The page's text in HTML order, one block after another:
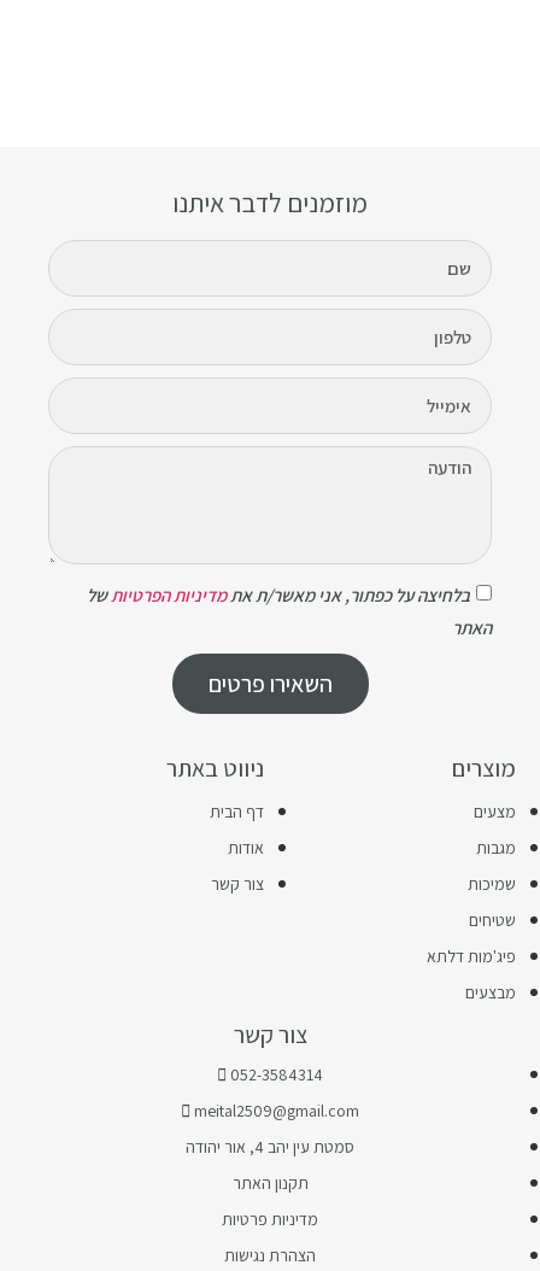
צור קשר
052-3584314
meital2509@gmail.com
סמטת עין יהב 4, אור יהודה
תקנון האתר
מדיניות פרטיות
הצהרת נגישות
ניווט באתר
דף הבית
אודות
צור קשר
מוצרים
מצעים
מגבות
שמיכות
שטיחים
פיג'מות דלתא
מבצעים
מוזמנים לדבר איתנו
כפתור,
מאשר/ת
מדיניותבלחיצה על כפתור, אני מאשר/ת אתמדיניות הפרטיותשל
האתר
השאירו פרטים